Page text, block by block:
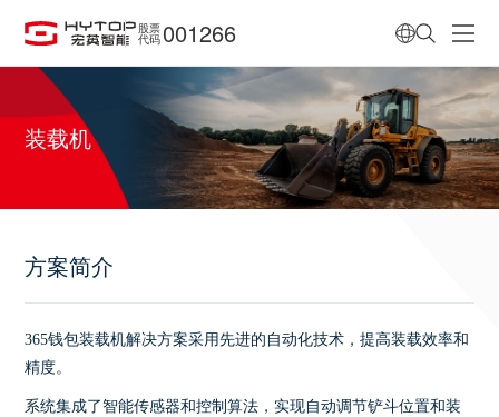
股票
代码 001266
装载机
方案简介
365钱包装载机解决方案采用先进的自动化技术，提高装载效率和
精度。
系统集成了智能传感器和控制算法，实现自动调节铲斗位置和装